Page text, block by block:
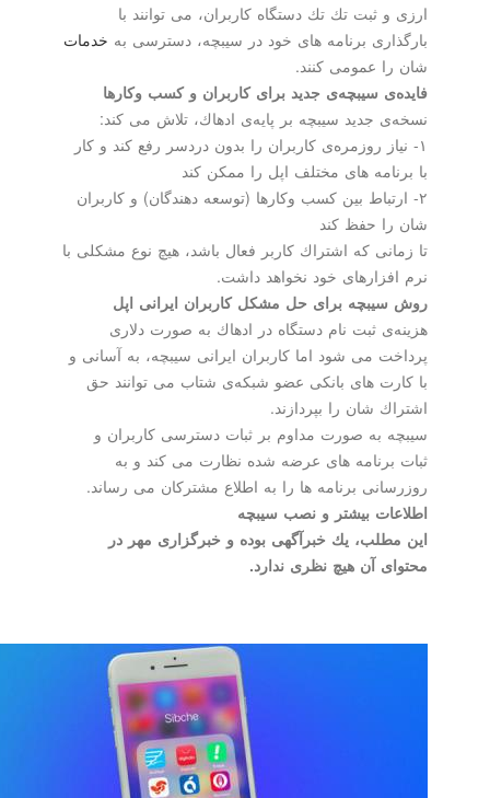
ارزی و ثبت تك تك دستگاه كاربران، می توانند با
بارگذاری برنامه های خود در سیبچه، دسترسی بهخدمات
شان را عمومی كنند.
فایده‌ی سیبچه‌ی جدید برای كاربران و كسب وكارها
نسخه‌ی جدید سیبچه بر پایه‌ی ادهاك، تلاش می كند:
۱- نیاز روزمره‌ی كاربران را بدون دردسر رفع كند و كار
با برنامه های مختلف اپل را ممكن كند
۲- ارتباط بین كسب وكارها (توسعه دهندگان) و كاربران
شان را حفظ كند
تا زمانی كه اشتراك كاربر فعال باشد، هیچ نوع مشكلی با
نرم افزارهای خود نخواهد داشت.
روش سیبچه برای حل مشكل كاربران ایرانی اپل
هزینه‌ی ثبت نام دستگاه در ادهاك به صورت دلاری
پرداخت می شود اما كاربران ایرانی سیبچه، به آسانی و
با كارت های بانكی عضو شبكه‌ی شتاب می توانند حق
اشتراك شان را بپردازند.
سیبچه به صورت مداوم بر ثبات دسترسی كاربران و
ثبات برنامه های عرضه شده نظارت می كند و به
روزرسانی برنامه ها را به اطلاع مشتركان می رساند.
اطلاعات بیشتر و نصب سیبچه
این مطلب، یك خبرآگهی بوده و خبرگزاری مهر در
محتوای آن هیچ نظری ندارد.